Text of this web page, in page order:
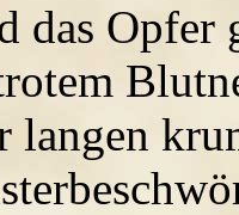
das Opfer
langen